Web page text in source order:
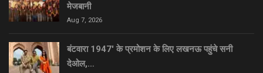
मेजबानी
Aug 7, 2026
बंटवारा 1947′ के प्रमोशन के लिए लखनऊ पहुंचे सनी
देओल,…